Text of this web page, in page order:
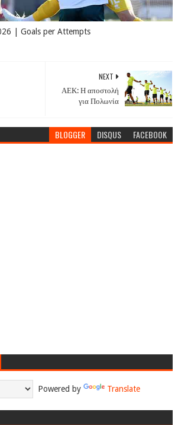
| Goals per Attempts
NEXT
ΑΕΚ: Η αποστολή
για Πολωνία
BLOGGER DISQUS FACEBOOK
Powered by Translate